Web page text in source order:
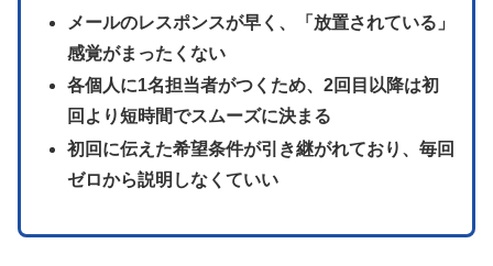
メールのレスポンスが早く、「放置されている」
感覚がまったくない
各個人に1名担当者がつくため、2回目以降は初
回より短時間でスムーズに決まる
初回に伝えた希望条件が引き継がれており、毎回
ゼロから説明しなくていい